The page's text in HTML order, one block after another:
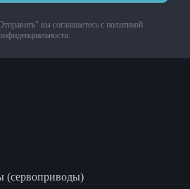
вы соглашаетесь с политикой
.
(сервоприводы)